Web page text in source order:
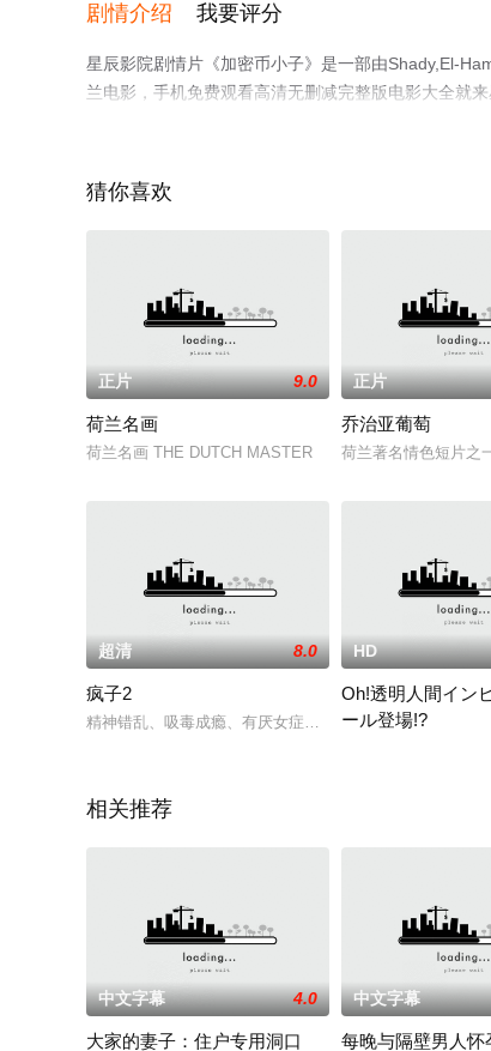
剧情介绍 我要评分
星辰影院剧情片《加密币小子》是一部由Shady,El-
兰电影，手机免费观看高清无删减完整版电影大全就
猜你喜欢
正片 9.0
荷兰名画
荷兰名画 THE DUTCH MASTER
正片
乔治亚葡萄
荷兰著名情色短片之
超清 8.0
疯子2
精神错乱、吸毒成瘾、有厌女症的疯子哈里·鲁索痛苦地
HD
Oh!透明人間イン
ール登場!?
相关推荐
中文字幕 4.0
大家的妻子：住户专用洞口
中文字幕
每晚与隔壁男人怀